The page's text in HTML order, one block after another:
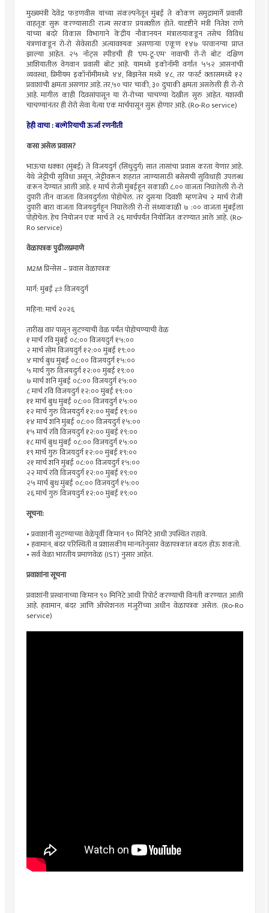
मुख्यमंत्री देवेंद्र फडणवीस यांच्या संकल्पनेतून मुंबई ते कोकण समुद्रामार्गे प्रवासी
वाहतूक सुरू करण्यासाठी राज्य सरकार प्रयत्नशील होते. यादृष्टीने मंत्री नितेश राणे
यांच्या बंदरे विकास विभागाने केंद्रीय नौकानयन मंत्रालयाकडून तसेच विविध
यंत्रणांकडून रो-रो सेवेसाठी अत्यावश्यक असणाऱ्या एकूण १४७ परवानग्या प्राप्त
झाल्या आहेत. २५ नॉट्स स्पीडची ही 'एम-टू-एम' नावाची रो-रो बोट दक्षिण
आशियातील वेगवान प्रवासी बोट आहे. यामध्ये इकोनॉमी वर्गात ५५२ आसनांची
व्यवस्था, प्रिमीयम इकॉनॉमीमध्ये ४४, बिझनेस मध्ये ४८, तर फर्स्ट क्लासमध्ये १२
प्रवाशांची क्षमता असणार आहे. तर,५० चार चाकी, ३० दुचाकी क्षमता असलेली ही रो-रो
आहे. मागील काही दिवसांपासून या रो-रोच्या चाचण्या देखील सुरु आहेत. यशस्वी
चाचण्यांनंतर ही रोरो सेवा येत्या एक मार्चपासून सुरू होणार आहे. (Ro-Ro service)
हेही वाचा : बल्गेरियाची ऊर्जा रणनीती
कसा असेल प्रवास?
भाऊचा धक्का (मुंबई) ते विजयदुर्ग (सिंधुदुर्ग) सात तासांचा प्रवास करता येणार आहे.
येथे जेट्टीची सुविधा असून, जेट्टीवरून शहरात जाण्यासाठी बसेसची सुविधाही उपलब्ध
करून देण्यात आली आहे. १ मार्च रोजी मुंबईहून सकाळी ८.०० वाजता निघालेली रो-रो
दुपारी तीन वाजता विजयदुर्गला पोहोचेल. तर दुसऱ्या दिवशी म्हणजेच २ मार्च रोजी
दुपारी बारा वाजता विजयदुर्गहून निघालेली रो-रो संध्याकाळी ७ :०० वाजता मुंबईला
पोहोचेल. हेच नियोजन एक मार्च ते २६ मार्चपर्यंत नियोजित करण्यात आले आहे. (Ro-
Ro service)
वेळापत्रक पुढीलप्रमाणे
M2M प्रिन्सेस – प्रवास वेळापत्रक
मार्ग: मुंबई ⇄ विजयदुर्ग
महिना: मार्च २०२६
तारीख वार पासून सुटण्याची वेळ पर्यंत पोहोचण्याची वेळ
१ मार्च रवि मुंबई ०८:०० विजयदुर्ग १५:००
२ मार्च सोम विजयदुर्ग १२:०० मुंबई १९:००
४ मार्च बुध मुंबई ०८:०० विजयदुर्ग १५:००
५ मार्च गुरु विजयदुर्ग १२:०० मुंबई १९:००
७ मार्च शनि मुंबई ०८:०० विजयदुर्ग १५:००
८ मार्च रवि विजयदुर्ग १२:०० मुंबई १९:००
११ मार्च बुध मुंबई ०८:०० विजयदुर्ग १५:००
१२ मार्च गुरु विजयदुर्ग १२:०० मुंबई १९:००
१४ मार्च शनि मुंबई ०८:०० विजयदुर्ग १५:००
१५ मार्च रवि विजयदुर्ग १२:०० मुंबई १९:००
१८ मार्च बुध मुंबई ०८:०० विजयदुर्ग १५:००
१९ मार्च गुरु विजयदुर्ग १२:०० मुंबई १९:००
२१ मार्च शनि मुंबई ०८:०० विजयदुर्ग १५:००
२२ मार्च रवि विजयदुर्ग १२:०० मुंबई १९:००
२५ मार्च बुध मुंबई ०८:०० विजयदुर्ग १५:००
२६ मार्च गुरु विजयदुर्ग १२:०० मुंबई १९:००
सूचना:
• प्रवाशांनी सुटण्याच्या वेळेपूर्वी किमान ९० मिनिटे आधी उपस्थित राहावे.
• हवामान, बंदर परिस्थिती व प्रशासकीय मान्यतेनुसार वेळापत्रकात बदल होऊ शकतो.
• सर्व वेळा भारतीय प्रमाणवेळ (IST) नुसार आहेत.
प्रवाशांना सूचना
प्रवाशांनी प्रस्थानाच्या किमान ९० मिनिटे आधी रिपोर्ट करण्याची विनंती करण्यात आली
आहे. हवामान, बंदर आणि ऑपरेशनल मंजुरींच्या अधीन वेळापत्रक असेल. (Ro-Ro
service)